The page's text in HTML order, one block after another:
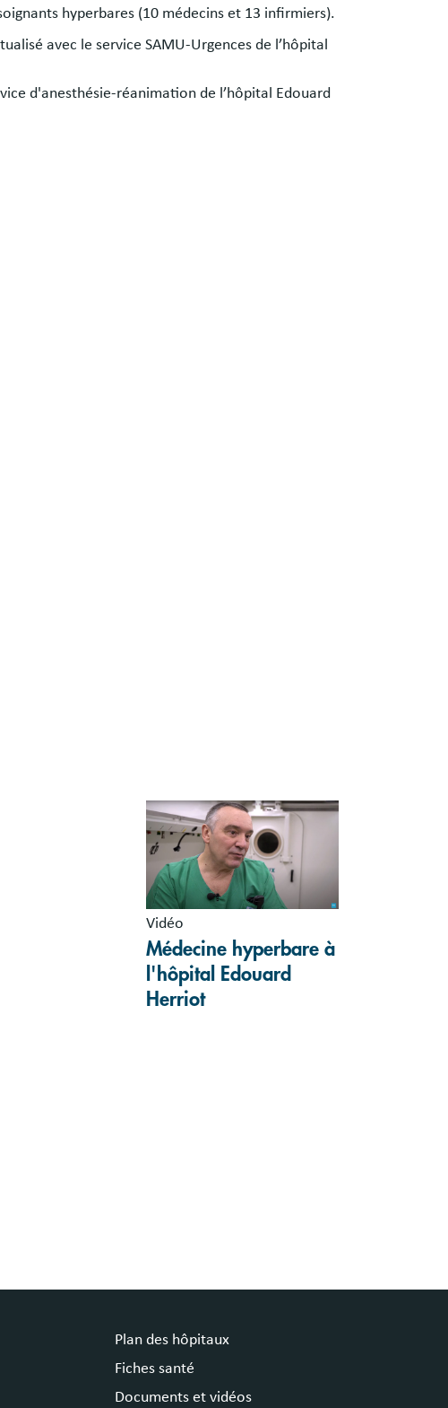
hyperbares (10 médecins et 13 infirmiers).
avec le service SAMU-Urgences de l’hôpital
d'anesthésie-réanimation de l’hôpital Edouard
Vidéo
Médecine hyperbare à
l'hôpital Edouard
Herriot
Plan des hôpitaux
Fiches santé
Documents et vidéos